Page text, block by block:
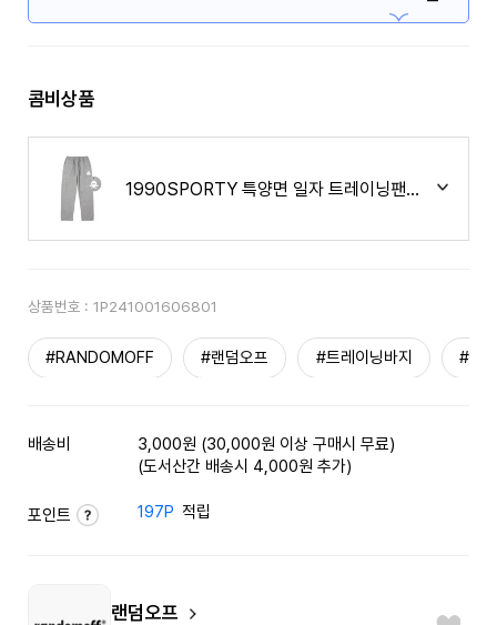
콤비상품
1990SPORTY 특양면 일자 트레이닝팬츠 그레이
상품번호 : 1P241001606801
#RANDOMOFF #랜덤오프 #트레이닝바지 #스
배송비
3,000원 (30,000원 이상 구매시 무료)
(도서산간 배송시 4,000원 추가)
포인트 197P 적립
랜덤오프